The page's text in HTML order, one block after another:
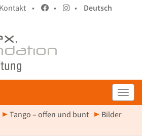
Kontakt • • •
Deutsch
Tango – offen und bunt
Bilder